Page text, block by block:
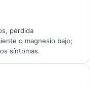
pérdida
o magnesio bajo;
síntomas.